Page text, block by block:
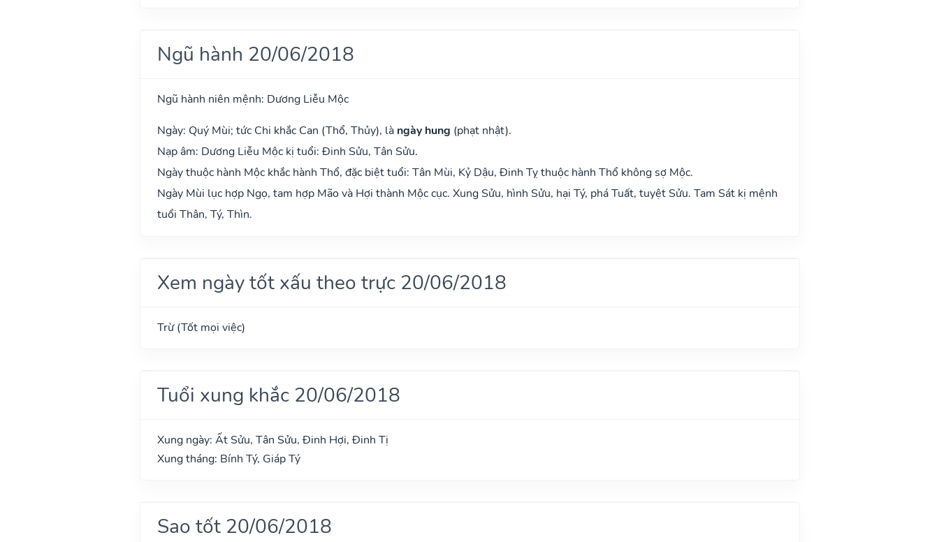
Ngũ hành 20/06/2018
Ngũ hành niên mệnh: Dương Liễu Mộc
Ngày: Quý Mùi; tức Chi khắc Can (Thổ, Thủy), là ngày hung (phạt nhật).
Nạp âm: Dương Liễu Mộc kị tuổi: Đinh Sửu, Tân Sửu.
Ngày thuộc hành Mộc khắc hành Thổ, đặc biệt tuổi: Tân Mùi, Kỷ Dậu, Đinh Tỵ thuộc hành Thổ không sợ Mộc.
Ngày Mùi lục hợp Ngọ, tam hợp Mão và Hợi thành Mộc cục. Xung Sửu, hình Sửu, hại Tý, phá Tuất, tuyệt Sửu. Tam Sát kị mệnh
tuổi Thân, Tý, Thìn.
Xem ngày tốt xấu theo trực 20/06/2018
Trừ (Tốt mọi việc)
Tuổi xung khắc 20/06/2018
Xung ngày: Ất Sửu, Tân Sửu, Đinh Hợi, Đinh Tị
Xung tháng: Bính Tý, Giáp Tý
Sao tốt 20/06/2018